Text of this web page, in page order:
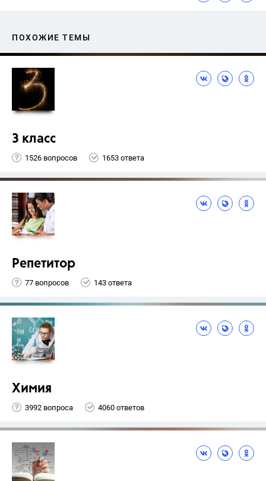
ПОХОЖИЕ ТЕМЫ
3 класс
1526 вопросов 1653 ответа
Репетитор
77 вопросов 143 ответа
Химия
3992 вопроса 4060 ответов